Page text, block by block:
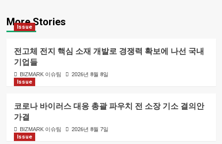
More Stories
Issue
전고체 전지 핵심 소재 개발로 경쟁력 확보에 나선 국내
기업들
BIZMARK 이슈팀
2026년 8월 8일
Issue
코로나 바이러스 대응 총괄 파우치 전 소장 기소 결의안
가결
BIZMARK 이슈팀
2026년 8월 7일
Issue